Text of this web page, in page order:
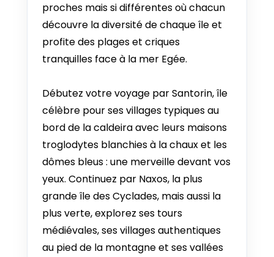
29 AGO - 7 SEP 2026
Desde €1.098
30 AGO - 8 SEP 2026
31 AGO - 9 SEP 2026
Desde €1.088
1 SEP - 10 SEP 2026
2 SEP - 11 SEP 2026
Desde €1.082
Desde €1.071
proches mais si différentes où chacun
découvre la diversité de chaque île et
profite des plages et criques
tranquilles face à la mer Egée.
Débutez votre voyage par Santorin, île
célèbre pour ses villages typiques au
bord de la caldeira avec leurs maisons
troglodytes blanchies à la chaux et les
dômes bleus : une merveille devant vos
yeux. Continuez par Naxos, la plus
grande île des Cyclades, mais aussi la
plus verte, explorez ses tours
médiévales, ses villages authentiques
au pied de la montagne et ses vallées